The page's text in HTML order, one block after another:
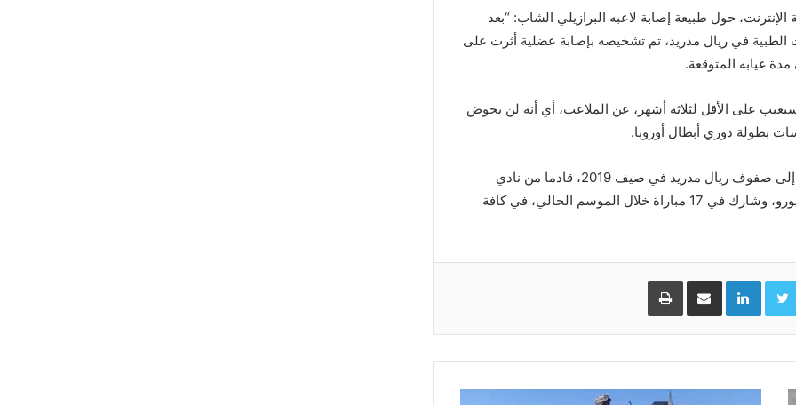
حول طبيعة إصابة لاعبه البرازيلي الشاب: “بعد
الطبية في ريال مدريد، تم تشخيصه بإصابة عضلية أثرت على
غيابه المتوقعة.
على الأقل لثلاثة أشهر، عن الملاعب، أي أنه لن يخوض
بطولة دوري أبطال أوروبا.
يذكر أن رودريغو غويس البالغ من العمر 19 عاما، انضم إلى صفوف ريال مدريد في صيف 2019، قادما من نادي
سانتوس البرازيلي، في صفقة بلغت قيمتها 45 مليون يورو، وشارك في 17 مباراة خلال الموسم الحالي، في كافة
Twitter
LinkedInمشاركة عبر البريد طباعة